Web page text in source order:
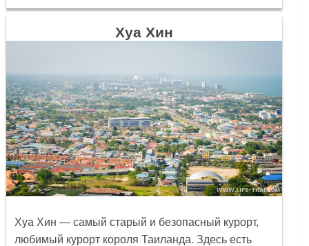
Хуа Хин
Хуа Хин — самый старый и безопасный курорт,
любимый курорт короля Таиланда. Здесь есть